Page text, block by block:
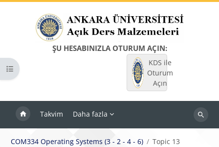
ŞU HESABINIZLA OTURUM AÇIN:
KDS ile
Oturum
Açın
Takvim Daha fazla
Dersleri
Kurs dizinini aç
COM334 Operating Systems (3 - 2 - 4 - 6) Topic 13